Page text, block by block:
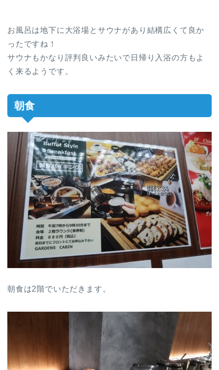
お風呂は地下に大浴場とサウナがあり結構広くて良か
ったですね！
サウナもかなり評判良いみたいで日帰り入浴の方もよ
く来るようです。
朝食
朝食は2階でいただきます。